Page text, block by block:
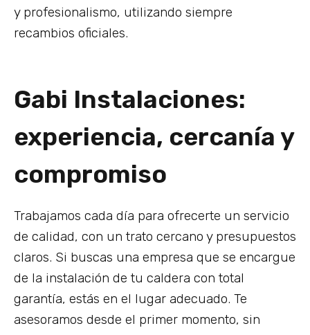
y profesionalismo, utilizando siempre
recambios oficiales.
Gabi Instalaciones:
experiencia, cercanía y
compromiso
Trabajamos cada día para ofrecerte un servicio
de calidad, con un trato cercano y presupuestos
claros. Si buscas una empresa que se encargue
de la instalación de tu caldera con total
garantía, estás en el lugar adecuado. Te
asesoramos desde el primer momento, sin